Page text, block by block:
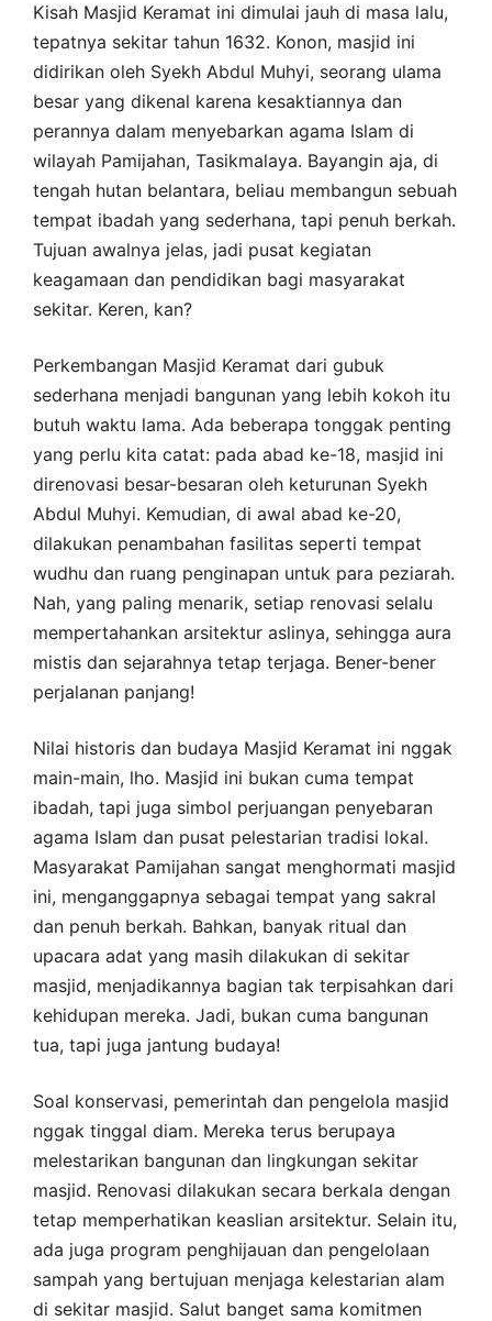
Kisah Masjid Keramat ini dimulai jauh di masa lalu,
tepatnya sekitar tahun 1632. Konon, masjid ini
didirikan oleh Syekh Abdul Muhyi, seorang ulama
besar yang dikenal karena kesaktiannya dan
perannya dalam menyebarkan agama Islam di
wilayah Pamijahan, Tasikmalaya. Bayangin aja, di
tengah hutan belantara, beliau membangun sebuah
tempat ibadah yang sederhana, tapi penuh berkah.
Tujuan awalnya jelas, jadi pusat kegiatan
keagamaan dan pendidikan bagi masyarakat
sekitar. Keren, kan?
Perkembangan Masjid Keramat dari gubuk
sederhana menjadi bangunan yang lebih kokoh itu
butuh waktu lama. Ada beberapa tonggak penting
yang perlu kita catat: pada abad ke-18, masjid ini
direnovasi besar-besaran oleh keturunan Syekh
Abdul Muhyi. Kemudian, di awal abad ke-20,
dilakukan penambahan fasilitas seperti tempat
wudhu dan ruang penginapan untuk para peziarah.
Nah, yang paling menarik, setiap renovasi selalu
mempertahankan arsitektur aslinya, sehingga aura
mistis dan sejarahnya tetap terjaga. Bener-bener
perjalanan panjang!
Nilai historis dan budaya Masjid Keramat ini nggak
main-main, lho. Masjid ini bukan cuma tempat
ibadah, tapi juga simbol perjuangan penyebaran
agama Islam dan pusat pelestarian tradisi lokal.
Masyarakat Pamijahan sangat menghormati masjid
ini, menganggapnya sebagai tempat yang sakral
dan penuh berkah. Bahkan, banyak ritual dan
upacara adat yang masih dilakukan di sekitar
masjid, menjadikannya bagian tak terpisahkan dari
kehidupan mereka. Jadi, bukan cuma bangunan
tua, tapi juga jantung budaya!
Soal konservasi, pemerintah dan pengelola masjid
nggak tinggal diam. Mereka terus berupaya
melestarikan bangunan dan lingkungan sekitar
masjid. Renovasi dilakukan secara berkala dengan
tetap memperhatikan keaslian arsitektur. Selain itu,
ada juga program penghijauan dan pengelolaan
sampah yang bertujuan menjaga kelestarian alam
di sekitar masjid. Salut banget sama komitmen